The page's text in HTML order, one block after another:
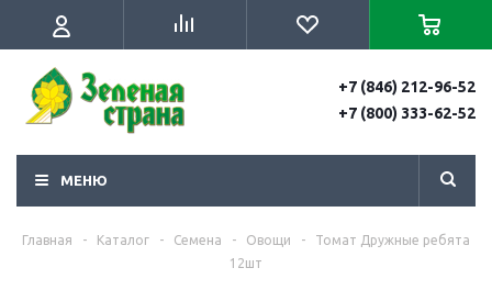
+7 (846) 212-96-52
+7 (800) 333-62-52
МЕНЮ
Главная - Каталог - Семена - Овощи -
Томат Дружные ребята
12шт